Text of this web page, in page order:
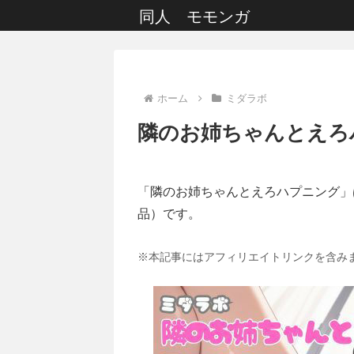
同人 モモンガ
ホーム ミダラボ
隣のお姉ちゃんとえ
「隣のお姉ちゃんとえろハプニング
品）です。
※本記事にはアフィリエイトリンクを含み